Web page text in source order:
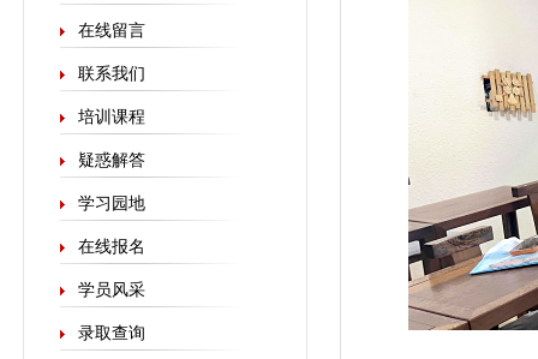
在线留言
联系我们
培训课程
疑惑解答
学习园地
在线报名
学员风采
录取查询